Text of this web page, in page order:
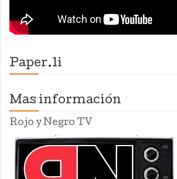
Paper.li
Mas información
Rojo y Negro TV